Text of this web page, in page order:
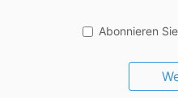
Abonnieren